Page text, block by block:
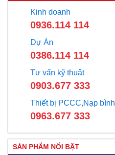
Kinh doanh
0936.114 114
Dự Án
0386.114 114
Tư vấn kỹ thuật
0903.677 333
Thiết bị PCCC,Nạp bình
0963.677 333
SẢN PHẨM NỔI BẬT